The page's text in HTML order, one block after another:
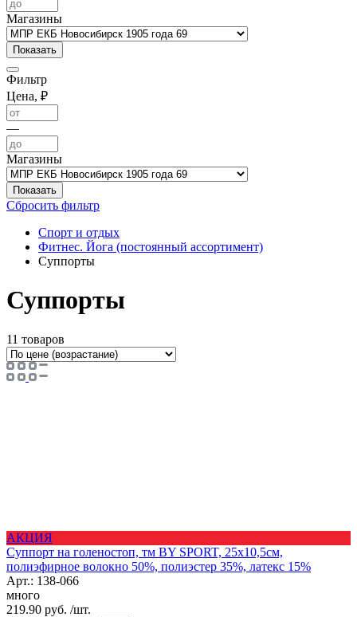
Магазины
Фильтр
Цена, ₽
—
Магазины
Сбросить фильтр
Спорт и отдых
Фитнес. Йога (постоянный ассортимент)
Суппорты
Суппорты
11 товаров
АКЦИЯ
Суппорт на голеностоп, тм BY SPORT, 25х10,5см,
полиэфирное волокно 50%, полиэстер 35%, латекс 15%
Арт.: 138-066
много
219.90 руб. /шт.